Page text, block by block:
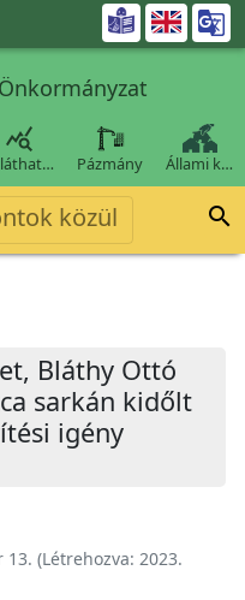


Pázmány Állami k…
közül 
Bláthy Ottó
sarkán kidőlt
igény
13. (Létrehozva: 2023.